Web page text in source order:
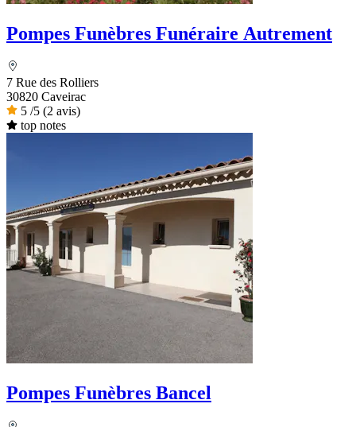
Pompes Funèbres Funéraire Autrement
7 Rue des Rolliers
30820 Caveirac
5 /5 (2 avis)
top notes
Pompes Funèbres Bancel